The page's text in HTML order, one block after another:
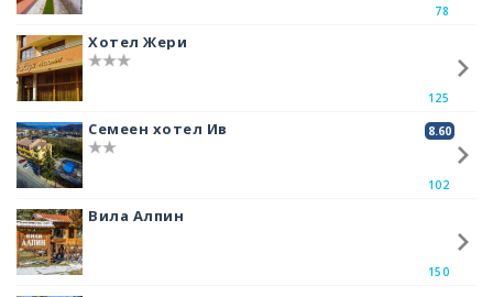
любима дестинация през почивните дни за гостите и жителите на
града. В Клептуза от години има водниколела, които са се превърнали
в неделима част от
и любима атракция за малки и големи.
Близо до града, в местността Маркови скали е единствената пресечна
точка на меридиан и паралел на територията на България. От
езерото започва туристически маршрути и пътеки, които водят до
близки местности и често са посещавани от планинари и любители на
природата.
Съществува стара легенда, която се носи из града за името на
езерото, което идва от това на извора, откойто се образува. Някога по
тези земи живеела девойка, която притежавала неземна красота и се
наричала Клепта. Била от рода на Узите. Момичето било най-голямата
78
Хотел Жери
125
8.60
Семеен хотел Ив
102
Вила Алпин
150